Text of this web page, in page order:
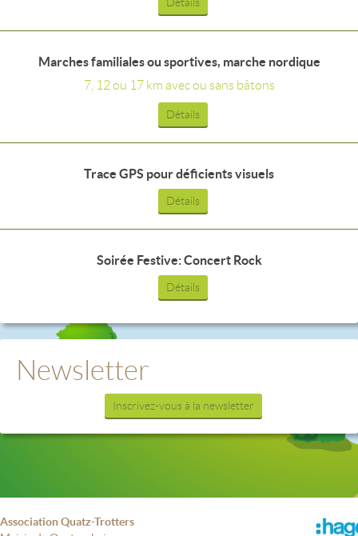
Marches familiales ou sportives, marche nordique
7, 12 ou 17 km avec ou sans bâtons
Détails
Trace GPS pour déficients visuels
Détails
Soirée Festive: Concert Rock
Détails
Newsletter
Inscrivez-vous à la newsletter
Association Quatz-Trotters